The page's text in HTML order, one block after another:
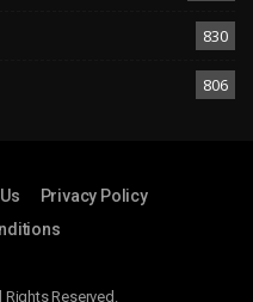
830
806
Privacy Policy
Rights Reserved.